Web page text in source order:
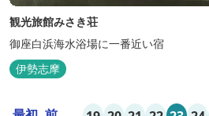
観光旅館みさき荘
御座白浜海水浴場に一番近い宿
伊勢志摩